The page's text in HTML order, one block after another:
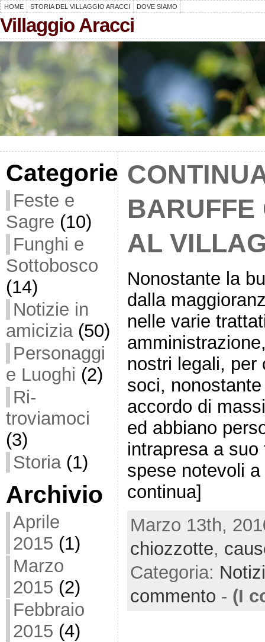
HOME STORIA DEL VILLAGGIO ARACCI DOVE SIAMO
Villaggio Aracci
Categorie
Feste e
Sagre (10)
Funghi e
Sottobosco
(14)
Notizie in
amicizia(50)
Personaggi
e Luoghi (2)
Ri-
troviamoci
(3)
Storia(1)
Archivio
Aprile
2015 (1)
Marzo
2015 (2)
Febbraio
2015 (4)
BARUFFE
AL
Nonostante la
dalla
nelle varie
nostri legali, per
soci,
accordo di
ed abbiano
intrapresa a
spese notevoli
continua]
Marzo 13th,
chiozzotte,
Categoria:
commento - (I